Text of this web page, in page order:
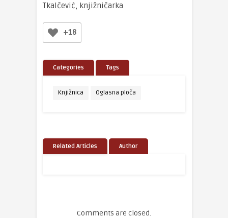
Tkalčević, knjižničarka
+18
Categories Tags
Knjižnica Oglasna ploča
Related Articles Author
Comments are closed.